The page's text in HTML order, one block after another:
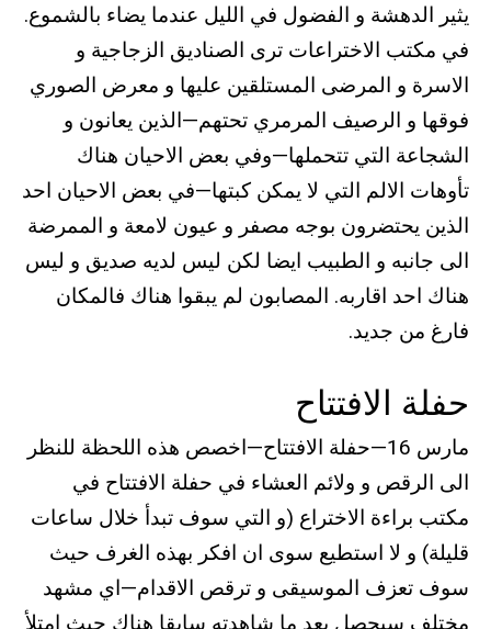
يثير الدهشة و الفضول في الليل عندما يضاء بالشموع.
في مكتب الاختراعات ترى الصناديق الزجاجية و
الاسرة و المرضى المستلقين عليها و معرض الصوري
فوقها و الرصيف المرمري تحتهم—الذين يعانون و
الشجاعة التي تتحملها—وفي بعض الاحيان هناك
تأوهات الالم التي لا يمكن كبتها—في بعض الاحيان احد
الذين يحتضرون بوجه مصفر و عيون لامعة و الممرضة
الى جانبه و الطبيب ايضا لكن ليس لديه صديق و ليس
هناك احد اقاربه. المصابون لم يبقوا هناك فالمكان
فارغ من جديد.
حفلة الافتتاح
مارس 16—حفلة الافتتاح—اخصص هذه اللحظة للنظر
الى الرقص و ولائم العشاء في حفلة الافتتاح في
مكتب براءة الاختراع (و التي سوف تبدأ خلال ساعات
قليلة) و لا استطيع سوى ان افكر بهذه الغرف حيث
سوف تعزف الموسيقى و ترقص الاقدام—اي مشهد
مختلف سيحصل بعد ما شاهدته سابقا هناك حيث امتلأ